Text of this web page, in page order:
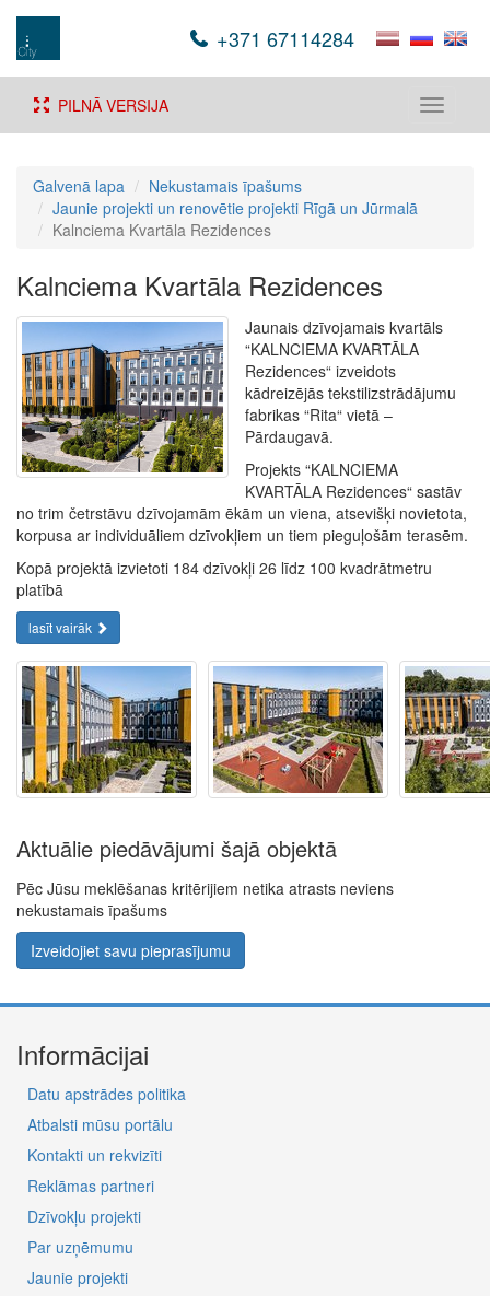
+371 67114284
Toggle
PILNĀ VERSIJA
Galvenā lapa
Nekustamais īpašums
Jaunie projekti un renovētie projekti Rīgā un Jūrmalā
Kalnciema Kvartāla Rezidences
Kalnciema Kvartāla Rezidences
Jaunais dzīvojamais kvartāls
“KALNCIEMA KVARTĀLA
Rezidences“ izveidots
kādreizējās tekstilizstrādājumu
fabrikas “Rita“ vietā –
Pārdaugavā.
Projekts “KALNCIEMA
KVARTĀLA Rezidences“ sastāv
no trim četrstāvu dzīvojamām ēkām un viena, atsevišķi novietota,
korpusa ar individuāliem dzīvokļiem un tiem pieguļošām terasēm.
Kopā projektā izvietoti 184 dzīvokļi 26 līdz 100 kvadrātmetru
platībā
lasīt vairāk
Aktuālie piedāvājumi šajā objektā
Pēc Jūsu meklēšanas kritērijiem netika atrasts neviens
nekustamais īpašums
Izveidojiet savu pieprasījumu
Informācijai
Datu apstrādes politika
Atbalsti mūsu portālu
Kontakti un rekvizīti
Reklāmas partneri
Dzīvokļu projekti
Par uzņēmumu
Jaunie projekti